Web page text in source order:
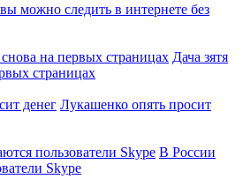
можно следить в интернете без
Дача зятя
страницах
Лукашенко опять просит
В России
Skype